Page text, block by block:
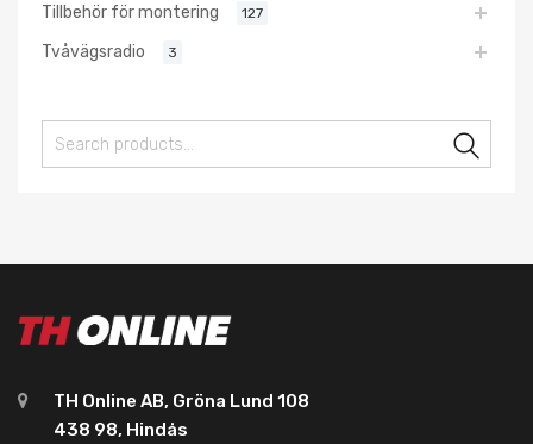
Tillbehör för montering 127
Tvåvägsradio 3
TH Online AB, Gröna Lund 108
438 98, Hindås